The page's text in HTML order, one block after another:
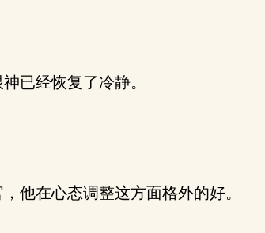
已经恢复了冷静。
他在心态调整这方面格外的好。